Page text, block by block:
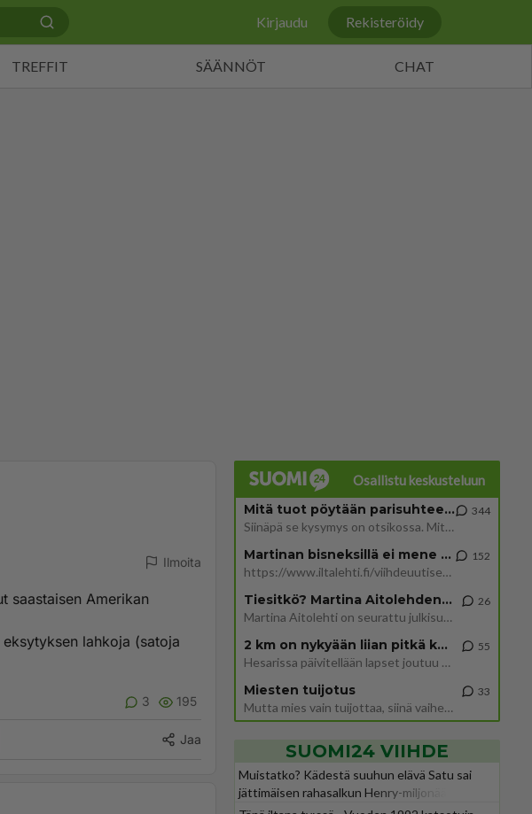
Kirjaudu Rekisteröidy
TREFFIT SÄÄNNÖT CHAT
Ilmoita
saastaisen Amerikan
lahkoja (satoja
3 195
Jaa
Osallistu keskusteluun
Mitä tuot pöytään parisuhteessa?
Siinäpä se kysymys on otsikossa. Mitäpä siis tuot/toisit pöytään parisuhteessa? Oletko mies vai nainen? Koetko sen mitä
344
Martinan bisneksillä ei mene hyvin
https://www.iltalehti.fi/viihdeuutiset/a/c46da6ab-340f-4790-aaa7-0865eed2336 Yrityksen konkurssihakemus on tullut kärä
152
Tiesitkö? Martina Aitolehden isäpuoli on tämä suosittu laulaja
Martina Aitolehti on seurattu julkisuuden henkilö. Lähipiiriin mahtuu muitakin tunnettuja henkilöitä. Tiesitkö, että Ma
26
2 km on nykyään liian pitkä koulumatka
Hesarissa päivitellään lapset joutuu nyt kulkemaan 2 km kouluun jösses. Ruostefillarilla tuo matka menee vaikka miten äk
55
Miesten tuijotus
Mutta mies vain tuijottaa, siinä vaiheessa käännän itse pään pois. Mikä juttu? Yleensä jos joku tuijottaa tai katsoo, hä
33
SUOMI24 VIIHDE
Muistatko? Kädestä suuhun elävä Satu sai
jättimäisen rahasalkun Henry-miljonääriltä